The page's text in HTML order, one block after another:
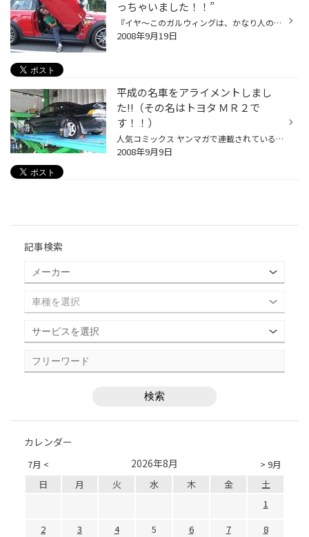
っちゃいました！！”
『イヤ～このガルウィングは、かなり人の視線を感じますね～（笑）』『こんな仕様でコンビニなんて行ったらきっと “モテモテ”ですよ！！！（笑）』 と思ったのは、ワタクシ 梅田です。（一番上の写真です。） ~そして気になる、仕様は～ ・足回りは、Ｋ＆Ｗ製の車高調。・ブリッツＡＧ（Ｒ－ＶＩＴ...
2008年9月19日
平成の名車をアライメントしまし
た!!（その名はトヨタ ＭＲ２で
す！！）
人気コミックス ヤンマガで連載されている、イニシャルＤ。その中で登場していた名車です！！ イニシャルＤでは日光いろは坂を激走していました！！ドライバーは確か 小柏カイです！ これを知っていたアナタはマニア！！ そうそう漫画ではブルーのＳＷ20でしたね！！ ～今回試乗させて頂いた ドライ...
2008年9月9日
記事検索
カレンダー
7月 < > 9月
2026年8月
日 月 火 水 木 金
土
1
2
3 4 5 6 7
8